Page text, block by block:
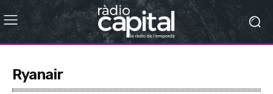
Ryanair